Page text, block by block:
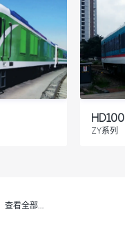
HD100
ZY系列
查看全部…